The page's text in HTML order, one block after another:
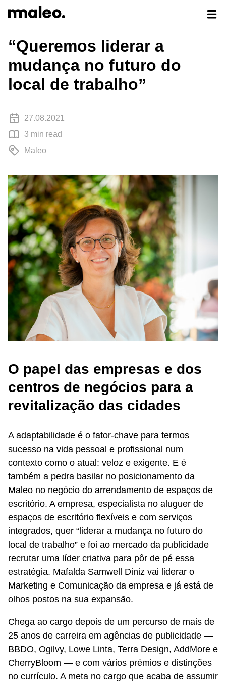
Articles
“Queremos liderar a
mudança no futuro do
local de trabalho”
27.08.2021
3 min read
Maleo
O papel das empresas e dos
centros de negócios para a
revitalização das cidades
A adaptabilidade é o fator-chave para termos
sucesso na vida pessoal e profissional num
contexto como o atual: veloz e exigente. E é
também a pedra basilar no posicionamento da
Maleo no negócio do arrendamento de espaços de
escritório. A empresa, especialista no aluguer de
espaços de escritório flexíveis e com serviços
integrados, quer “liderar a mudança no futuro do
local de trabalho” e foi ao mercado da publicidade
recrutar uma líder criativa para pôr de pé essa
estratégia. Mafalda Samwell Diniz vai liderar o
Marketing e Comunicação da empresa e já está de
olhos postos na sua expansão.
Chega ao cargo depois de um percurso de mais de
25 anos de carreira em agências de publicidade —
BBDO, Ogilvy, Lowe Linta, Terra Design, AddMore e
CherryBloom — e com vários prémios e distinções
no currículo. A meta no cargo que acaba de assumir